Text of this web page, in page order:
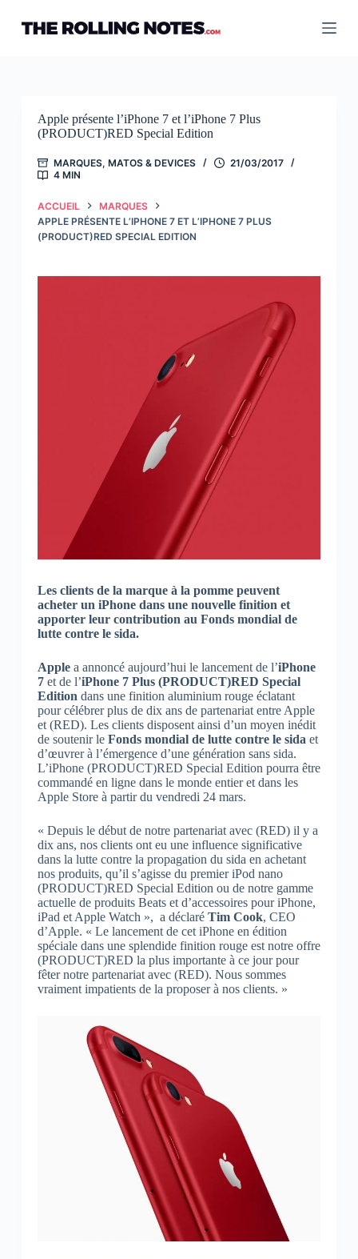
contenu
Apple présente l’iPhone 7 et l’iPhone 7 Plus
(PRODUCT)RED Special Edition
MARQUES, MATOS & DEVICES
21/03/2017
4 MIN
ACCUEIL
MARQUES
APPLE PRÉSENTE L’IPHONE 7 ET L’IPHONE 7 PLUS
(PRODUCT)RED SPECIAL EDITION
Les clients de la marque à la pomme peuvent
acheter un iPhone dans une nouvelle finition et
apporter leur contribution au Fonds mondial de
lutte contre le sida.
Applea annoncé aujourd’hui le lancement de l’iPhone
7et de l’iPhone 7 Plus (PRODUCT)RED Special
Edition dans une finition aluminium rouge éclatant
pour célébrer plus de dix ans de partenariat entre Apple
et (RED). Les clients disposent ainsi d’un moyen inédit
de soutenir le Fonds mondial de lutte contre le sida et
d’œuvrer à l’émergence d’une génération sans sida.
L’iPhone (PRODUCT)RED Special Edition pourra être
commandé en ligne dans le monde entier et dans les
Apple Store à partir du vendredi 24 mars.
« Depuis le début de notre partenariat avec (RED) il y a
dix ans, nos clients ont eu une influence significative
dans la lutte contre la propagation du sida en achetant
nos produits, qu’il s’agisse du premier iPod nano
(PRODUCT)RED Special Edition ou de notre gamme
actuelle de produits Beats et d’accessoires pour iPhone,
iPad et Apple Watch », a déclaré Tim Cook, CEO
d’Apple. « Le lancement de cet iPhone en édition
spéciale dans une splendide finition rouge est notre offre
(PRODUCT)RED la plus importante à ce jour pour
fêter notre partenariat avec (RED). Nous sommes
vraiment impatients de la proposer à nos clients. »